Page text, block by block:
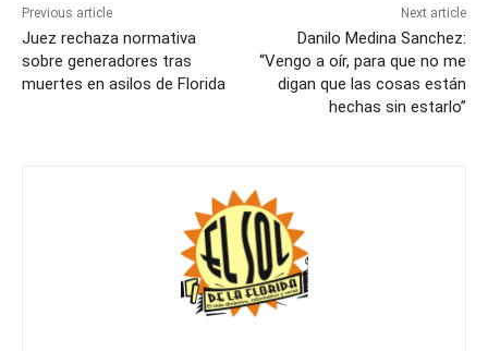
Previous article
Juez rechaza normativa
sobre generadores tras
muertes en asilos de Florida
Next article
Danilo Medina Sanchez:
“Vengo a oír, para que no me
digan que las cosas están
hechas sin estarlo”